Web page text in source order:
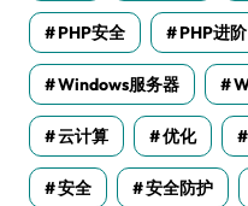
PHP安全 PHP进阶
Windows服务器
云计算 优化
安全 安全防护